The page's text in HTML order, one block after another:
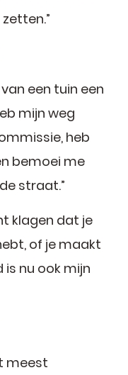
een tuin een
mijn weg
heb
bemoei me
straat.”
klagen dat je
of je maakt
is nu ook mijn
meest